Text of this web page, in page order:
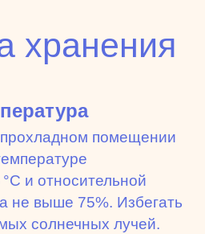
хранения
помещении
и относительной
не выше 75%. Избегать
солнечных лучей.